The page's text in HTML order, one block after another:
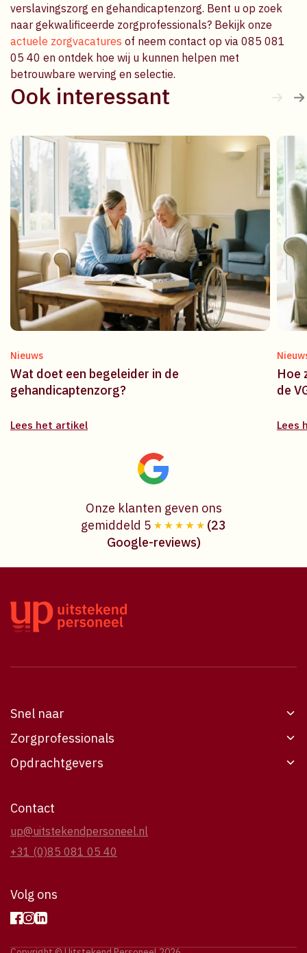
verslavingszorg en gehandicaptenzorg. Bent u op zoek
naar gekwalificeerde zorgprofessionals? Bekijk onze
actuele zorgvacatures of neem contact op via 085 081
05 40 en ontdek hoe wij u kunnen helpen met
betrouwbare werving en selectie.
Ook interessant
Nieuws
Wat doet een begeleider in de
gehandicaptenzorg?
Lees het artikel
Hoe
de
Lees
Onze klanten geven ons
gemiddeld 5
(23
Google-reviews)
Snel naar
Werken bij UP
Vacatures
Over UP
Contact
Zorgprofessionals
Werken bij UP
Contact
Opdrachtgevers
Contact
up@uitstekendpersoneel.nl
+31 (0)85 081 05 40
Volg ons